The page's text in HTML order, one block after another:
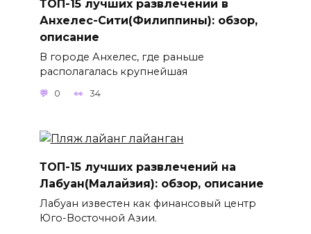
ТОП-15 лучших развлечений в
Анхелес-Сити(Филиппины): обзор,
описание
В городе Анхелес, где раньше
располагалась крупнейшая
0 34
ТОП-15 лучших развлечений на
Лабуан(Малайзия): обзор, описание
Лабуан известен как финансовый центр
Юго-Восточной Азии.